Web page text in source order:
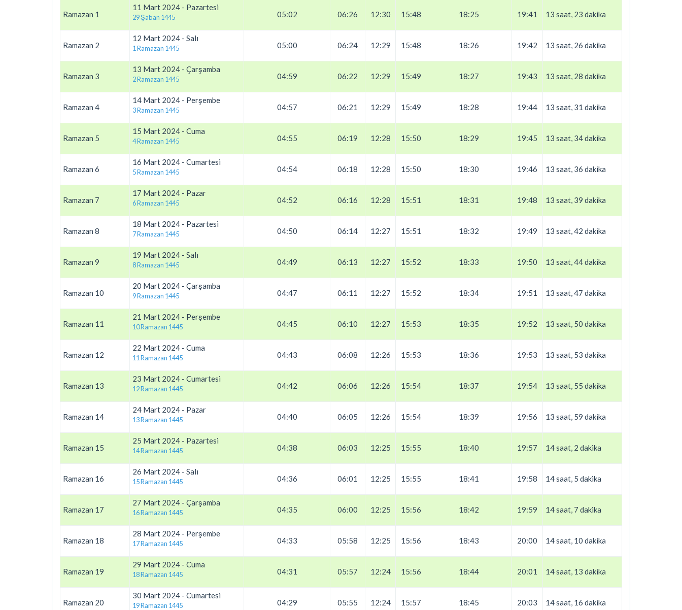
Ramazan 1
11 Mart 2024 - Pazartesi
29 Şaban 1445 05:02 06:26 12:30 15:48 18:25 19:41 13 saat, 23 dakika
Ramazan 2
12 Mart 2024 - Salı
1 Ramazan 1445 05:00 06:24 12:29 15:48 18:26 19:42 13 saat, 26 dakika
Ramazan 3
13 Mart 2024 - Çarşamba
2 Ramazan 1445 04:59 06:22 12:29 15:49 18:27 19:43 13 saat, 28 dakika
Ramazan 4
14 Mart 2024 - Perşembe
3 Ramazan 1445 04:57 06:21 12:29 15:49 18:28 19:44 13 saat, 31 dakika
Ramazan 5
15 Mart 2024 - Cuma
4 Ramazan 1445 04:55 06:19 12:28 15:50 18:29 19:45 13 saat, 34 dakika
Ramazan 6
16 Mart 2024 - Cumartesi
5 Ramazan 1445 04:54 06:18 12:28 15:50 18:30 19:46 13 saat, 36 dakika
Ramazan 7
17 Mart 2024 - Pazar
6 Ramazan 1445 04:52 06:16 12:28 15:51 18:31 19:48 13 saat, 39 dakika
Ramazan 8
18 Mart 2024 - Pazartesi
7 Ramazan 1445 04:50 06:14 12:27 15:51 18:32 19:49 13 saat, 42 dakika
Ramazan 9
19 Mart 2024 - Salı
8 Ramazan 1445 04:49 06:13 12:27 15:52 18:33 19:50 13 saat, 44 dakika
Ramazan 10
20 Mart 2024 - Çarşamba
9 Ramazan 1445 04:47 06:11 12:27 15:52 18:34 19:51 13 saat, 47 dakika
Ramazan 11
21 Mart 2024 - Perşembe
10 Ramazan 1445 04:45 06:10 12:27 15:53 18:35 19:52 13 saat, 50 dakika
Ramazan 12
22 Mart 2024 - Cuma
11 Ramazan 1445 04:43 06:08 12:26 15:53 18:36 19:53 13 saat, 53 dakika
Ramazan 13
23 Mart 2024 - Cumartesi
12 Ramazan 1445 04:42 06:06 12:26 15:54 18:37 19:54 13 saat, 55 dakika
Ramazan 14
24 Mart 2024 - Pazar
13 Ramazan 1445 04:40 06:05 12:26 15:54 18:39 19:56 13 saat, 59 dakika
Ramazan 15
25 Mart 2024 - Pazartesi
14 Ramazan 1445 04:38 06:03 12:25 15:55 18:40 19:57 14 saat, 2 dakika
Ramazan 16
26 Mart 2024 - Salı
15 Ramazan 1445 04:36 06:01 12:25 15:55 18:41 19:58 14 saat, 5 dakika
Ramazan 17
27 Mart 2024 - Çarşamba
16 Ramazan 1445 04:35 06:00 12:25 15:56 18:42 19:59 14 saat, 7 dakika
Ramazan 18
28 Mart 2024 - Perşembe
17 Ramazan 1445 04:33 05:58 12:25 15:56 18:43 20:00 14 saat, 10 dakika
Ramazan 19
29 Mart 2024 - Cuma
18 Ramazan 1445 04:31 05:57 12:24 15:56 18:44 20:01 14 saat, 13 dakika
Ramazan 20
30 Mart 2024 - Cumartesi
19 Ramazan 1445 04:29 05:55 12:24 15:57 18:45 20:03 14 saat, 16 dakika